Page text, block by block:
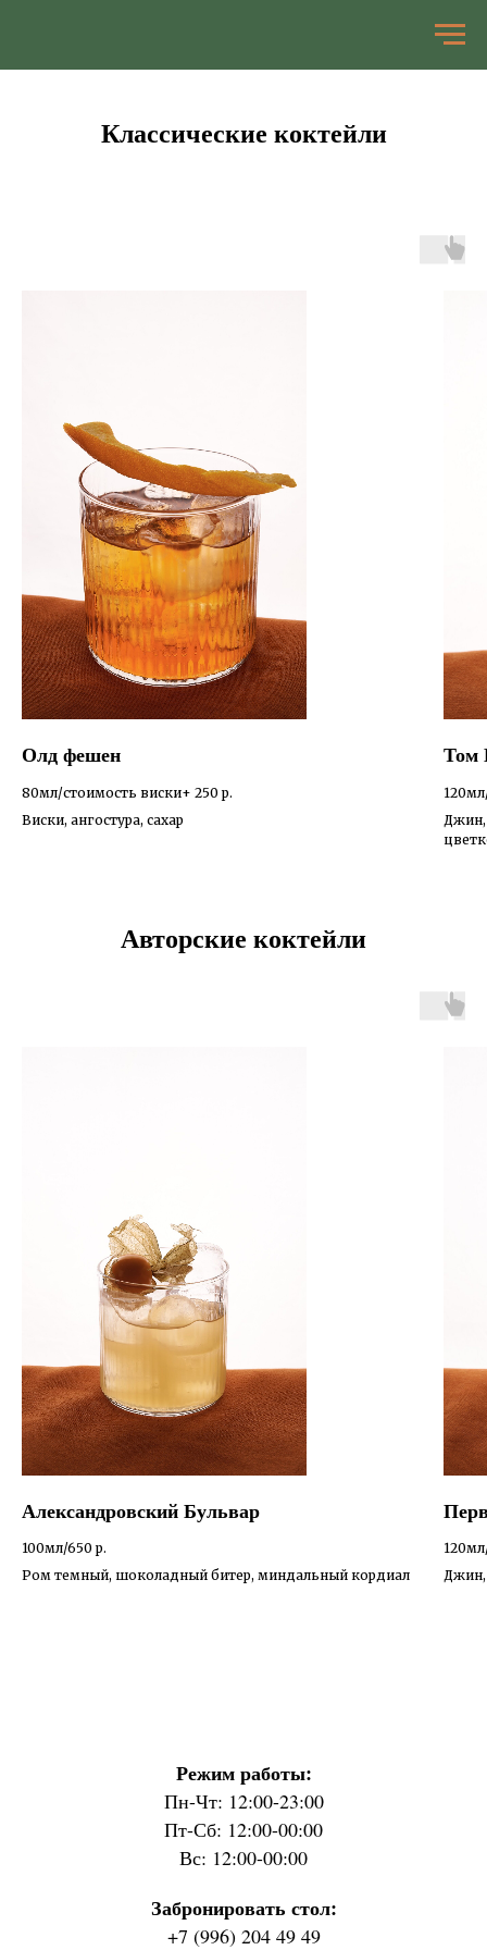
Классические коктейли
Олд фешен
80мл/стоимость виски+ 250 р.
Виски, ангостура, сахар
Том
Джин,
Авторские коктейли
Александровский Бульвар
100мл/650 р.
Ром темный, шоколадный битер, миндальный кордиал
Джин,
Режим работы:
Пн-Чт: 12:00-23:00
Пт-Сб: 12:00-00:00
Вс: 12:00-00:00
Забронировать стол:
+7 (996) 204 49 49